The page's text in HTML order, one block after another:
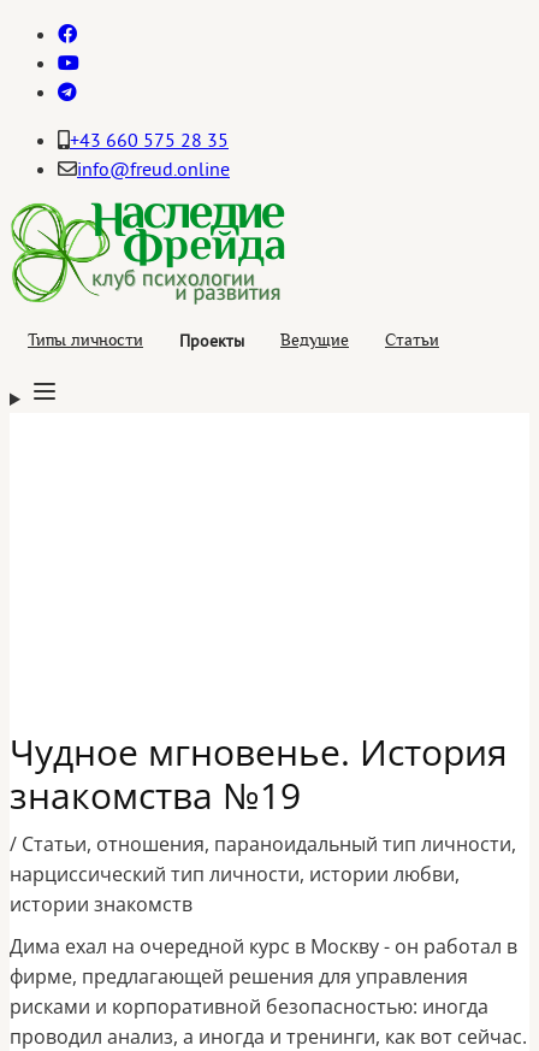
+43 660 575 28 35
info@freud.online
Типы личности Проекты Ведущие Статьи
Чудное мгновенье. История
знакомства №19
/ Статьи, отношения, параноидальный тип личности,
нарциссический тип личности, истории любви,
истории знакомств
Дима ехал на очередной курс в Москву - он работал в
фирме, предлагающей решения для управления
рисками и корпоративной безопасностью: иногда
проводил анализ, а иногда и тренинги, как вот сейчас.